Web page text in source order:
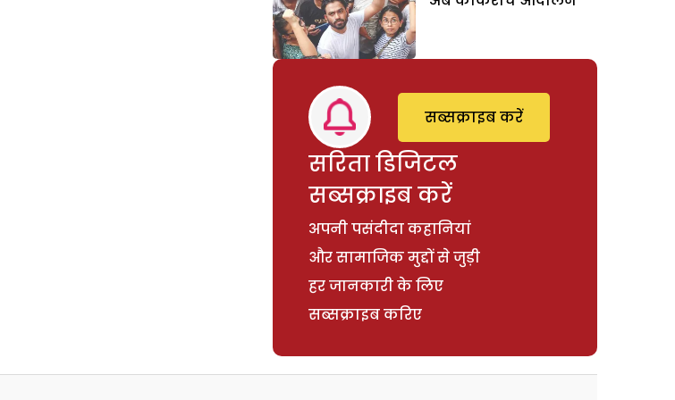
सरिता डिजिटल
सब्सक्राइब करें
अपनी पसंदीदा कहानियां
और सामाजिक मुद्दों से जुड़ी
हर जानकारी के लिए
सब्सक्राइब करिए
सब्सक्राइब करें